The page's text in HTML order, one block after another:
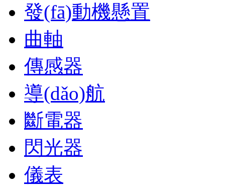
發(fā)動機懸置
曲軸
傳感器
導(dǎo)航
斷電器
閃光器
儀表